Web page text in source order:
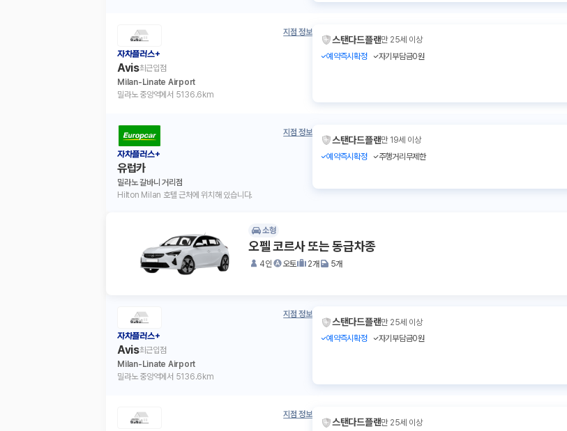
지점 정보
자차플러스+
Avis최근입점
Milan-Linate Airport
밀라노 중앙역에서 5136.6km
스탠다드플랜만 25세 이상
예약즉시확정
자기부담금0원
지점 정보
자차플러스+
유럽카
밀라노 갈바니 거리점
Hilton Milan 호텔 근처에 위치해 있습니다.
스탠다드플랜만 19세 이상
예약즉시확정
주행거리무제한
소형
오펠 코르사 또는 동급차종
4인 오토 2개
5개
지점 정보
자차플러스+
Avis최근입점
Milan-Linate Airport
밀라노 중앙역에서 5136.6km
스탠다드플랜만 25세 이상
예약즉시확정
자기부담금0원
지점 정보
스탠다드플랜만 25세 이상